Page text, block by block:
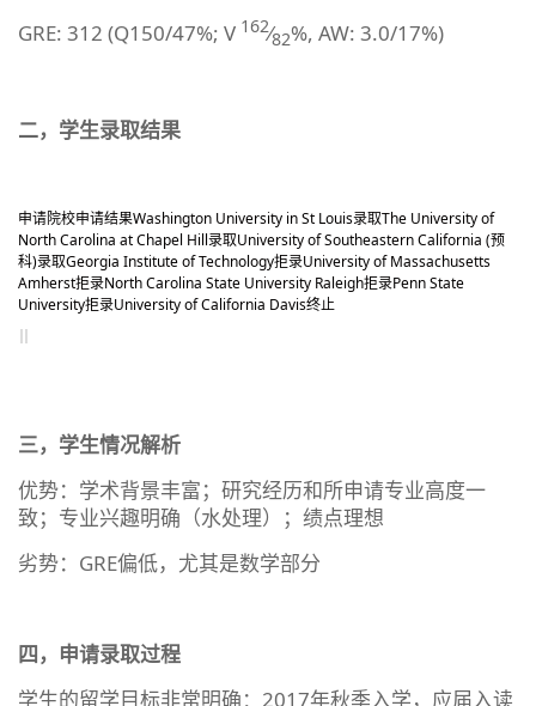
GRE: 312 (Q150/47%; V 162⁄82%, AW: 3.0/17%)
二，学生录取结果
申请院校申请结果Washington University in St Louis录取The University of
North Carolina at Chapel Hill录取University of Southeastern California (预
科)录取Georgia Institute of Technology拒录University of Massachusetts
Amherst拒录North Carolina State University Raleigh拒录Penn State
University拒录University of California Davis终止
三，学生情况解析
优势：学术背景丰富；研究经历和所申请专业高度一
致；专业兴趣明确（水处理）；绩点理想
劣势：GRE偏低，尤其是数学部分
四，申请录取过程
学生的留学目标非常明确：2017年秋季入学，应届入读